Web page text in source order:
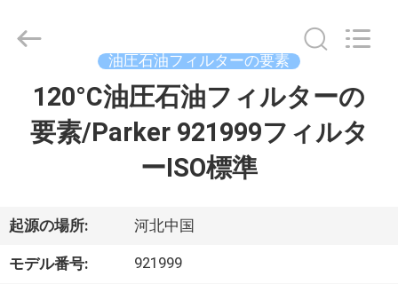
ダ
ク
Langfang
Fulu
Developed
油圧石油フィルターの要素
120°C油圧石油フィルターの
要素/Parker 921999フィルタ
ーISO標準
起源の場所: 河北中国
モデル番号: 921999